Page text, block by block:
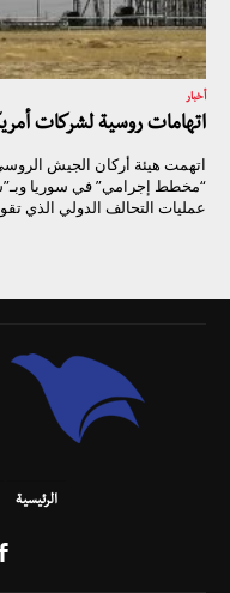
أخبار
اتهامات روسية لشركات
اتهمت هيئة أركان الجيش
“مخطط إجرامي” في سوريا
عمليات التحالف الدولي الذي
الرئيسية